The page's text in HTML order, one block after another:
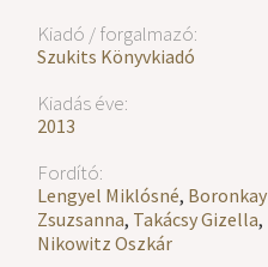
Kiadó / forgalmazó:
Szukits Könyvkiadó
Kiadás éve:
2013
Fordító:
Lengyel Miklósné, Boronkay
Zsuzsanna, Takácsy Gizella,
Nikowitz Oszkár